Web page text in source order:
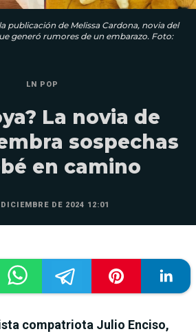
publicación de Melissa Cardona, novia del
generó rumores de un embarazo. Foto:
LN POP
La novia de
sospechas
en camino
DE 2024 12:01
compatriota Julio Enciso,